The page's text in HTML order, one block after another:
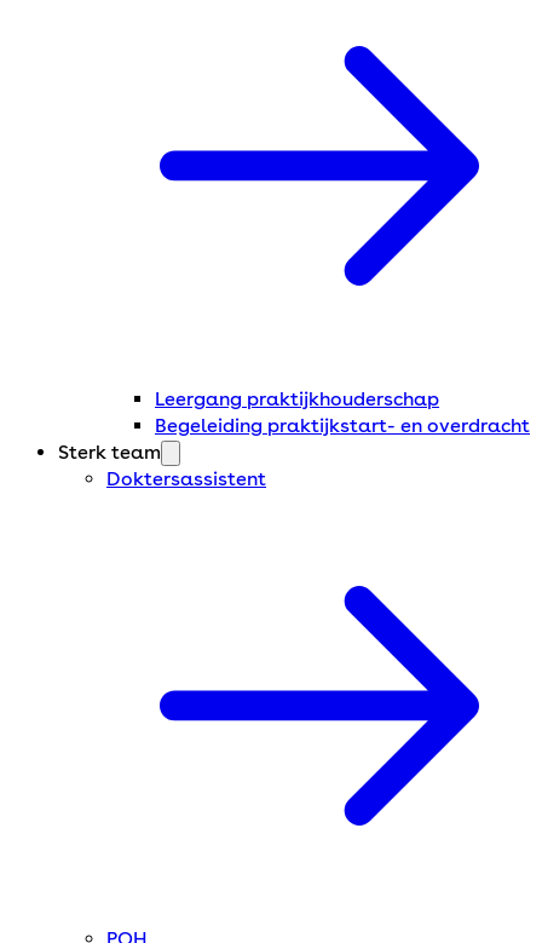
Leergang praktijkhouderschap
Begeleiding praktijkstart- en overdracht
Sterk team
Doktersassistent